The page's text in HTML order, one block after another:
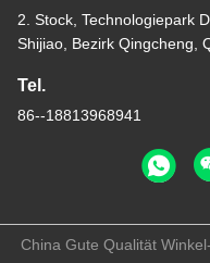
2. Stock, Technologiepark
Shijiao, Bezirk Qingcheng,
Tel.
86--18813968941
China Gute Qualität